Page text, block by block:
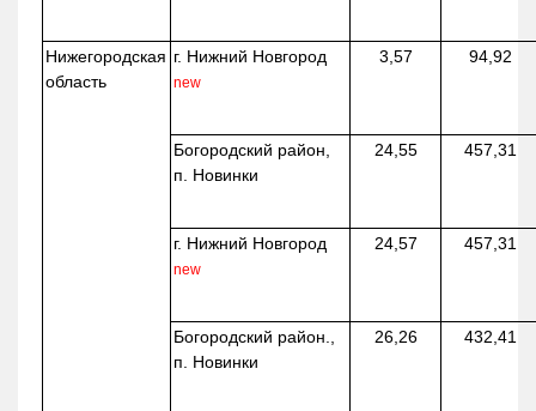
Нижегородская
область
г. Нижний Новгород
new
3,57 94,92
Богородский район,
п. Новинки
24,55 457,31
г. Нижний Новгород
new
24,57 457,31
Богородский район.,
п. Новинки
26,26 432,41